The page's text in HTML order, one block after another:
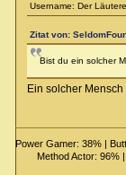
Username: Der
Zitat von:
Bist du ein solcher
Ein solcher Mensch
Power Gamer: 38% |
Method Actor: 96% |